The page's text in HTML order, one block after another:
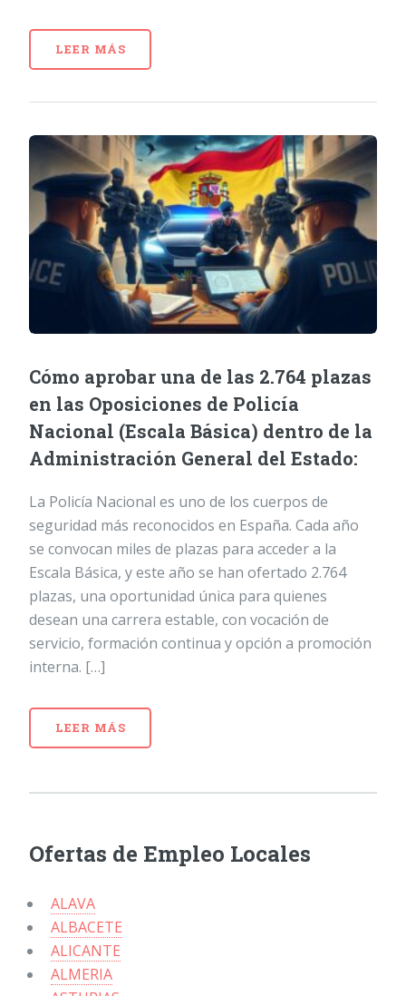
LEER MÁS
Cómo aprobar una de las 2.764 plazas
en las Oposiciones de Policía
Nacional (Escala Básica) dentro de la
Administración General del Estado:
La Policía Nacional es uno de los cuerpos de
seguridad más reconocidos en España. Cada año
se convocan miles de plazas para acceder a la
Escala Básica, y este año se han ofertado 2.764
plazas, una oportunidad única para quienes
desean una carrera estable, con vocación de
servicio, formación continua y opción a promoción
interna. […]
LEER MÁS
Ofertas de Empleo Locales
ALAVA
ALBACETE
ALICANTE
ALMERIA